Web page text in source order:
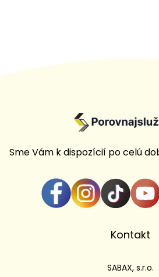
Sme Vám k dispozícií po celú
Kontakt
SABAX, s.r.o.